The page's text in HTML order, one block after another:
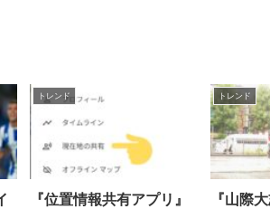
トレンド
『位置情報共有アプリ』
トレンド
『山際